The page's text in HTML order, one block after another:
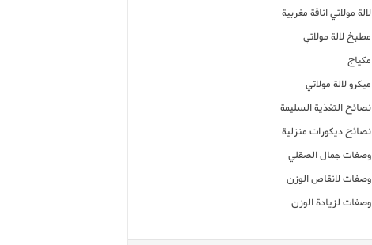
لالة مولاتي اناقة مغربية
مطبخ لالة مولاتي
مكياج
ميكرو لالة مولاتي
نصائح التغذية السليمة
نصائح ديكورات منزلية
وصفات جمال الصقلي
وصفات لانقاص الوزن
وصفات لزيادة الوزن